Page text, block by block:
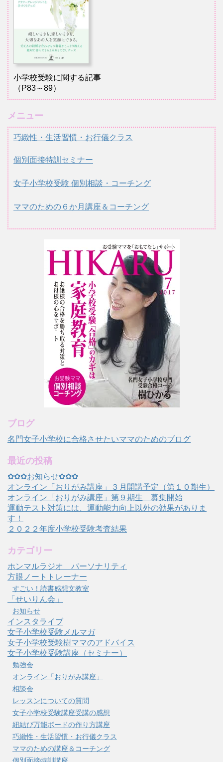
小学校受験に関する記事
（P83～89）
メニュー
巧緻性・生活習慣・お行儀クラス
個別面接特訓セミナー
女子小学校受験 個別相談・コーチング
ママのための６か月講座＆コーチング
ブログ
名門女子小学校に合格させたいママのためのブログ
最近の投稿
✿✿✿お知らせ✿✿✿
オンライン「おりがみ講座」３月開講予定（第１０期生）
オンライン「おりがみ講座」第９期生 募集開始
運動テスト対策には、運動能力向上以外の効果がありま
す！
２０２２年度小学校受験考査結果
カテゴリー
ホンマルラジオ パーソナリティ
方眼ノートトレーナー
すごい！読書感想文教室
「せいりん会」
お知らせ
インスタライブ
女子小学校受験メルマガ
女子小学校受験樹ママのアドバイス
女子小学校受験講座（セミナー）
勉強会
オンライン「おりがみ講座」
相談会
レッスンについての質問
女子小学校受験講座受講の感想
紐結び万能ボードの作り方講座
巧緻性・生活習慣・お行儀クラス
ママのための講座＆コーチング